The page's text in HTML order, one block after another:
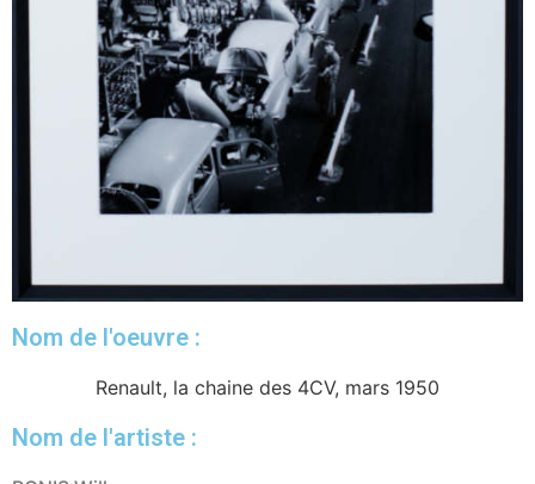
Nom de l'oeuvre :
Renault, la chaine des 4CV, mars 1950
Nom de l'artiste :